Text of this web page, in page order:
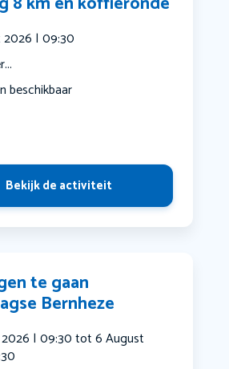
| 09:30
beschikbaar
Bekijk de activiteit
te gaan
Bernheze
| 09:30 tot 6 August